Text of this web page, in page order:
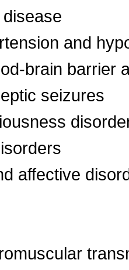
and
brain barrier
seizures
affective